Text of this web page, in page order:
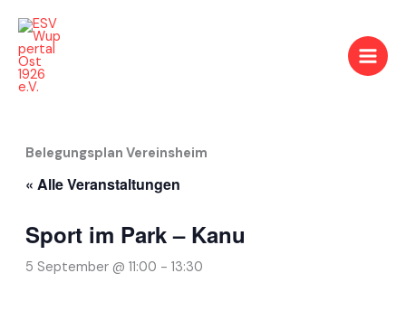
Inhalt
springen
Belegungsplan Vereinsheim
« Alle Veranstaltungen
Sport im Park – Kanu
5 September @ 11:00 - 13:30